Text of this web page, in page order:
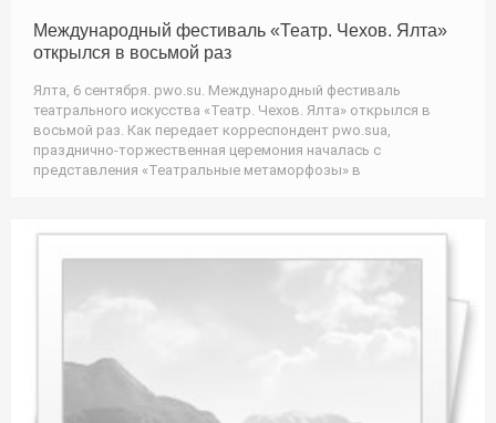
Международный фестиваль «Театр. Чехов. Ялта»
открылся в восьмой раз
Ялта, 6 сентября. pwo.su. Международный фестиваль
театрального искусства «Театр. Чехов. Ялта» открылся в
восьмой раз. Как передает корреспондент pwo.suа,
празднично-торжественная церемония началась с
представления «Театральные метаморфозы» в